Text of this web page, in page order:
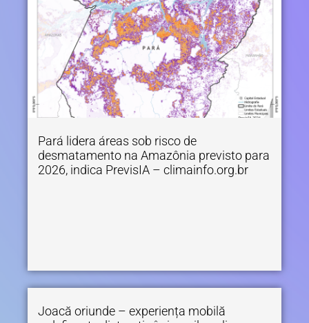
Pará lidera áreas sob risco de
desmatamento na Amazônia previsto para
2026, indica PrevisIA – climainfo.org.br
Joacă oriunde – experiența mobilă